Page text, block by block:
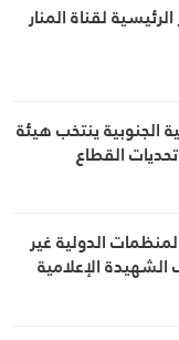
لقناة المنار
الجنوبية ينتخب هيئة
القطاع
الدولية غير
الإعلامية